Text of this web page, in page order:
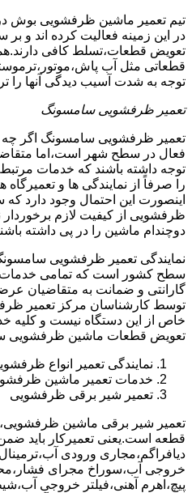
تیم تعمیر ماشین ظرفشویی بوش
در این زمینه فعالیت کرده اند و بر
تعویض قطعات،تسلط کافی
قطعاتی مثل آب
توجه به شدت آسیب دیدگی آنها را
تعمیر ظرفشویی سامسونگ
تعمیر ظرفشویی سامسونگ اگر چه
فعال در سطح شهر است،اما
توجه داشته باشند که خدمات
را صرفاً از نمایندگی ها و تعمیرگاه
اینصورت این احتمال وجود دارد
ظرفشویی از کیفیت لازم برخوردار
دوچندام ماشین را در پی داشته
نمایندگی تعمیر ظرفشویی
سطح کشور است که تمامی خدمات
گارانتی و ضمانت به متقاضیان
توسط کارشناسان مرکز تعمیر
خاص از این دستگاه نیست و کلیه
تعویض قطعات ماشین ظرفشویی
نمایندگی تعمیر انواع
خدمات تعمیر ماشین
تعمیر شیر برقی ظرفشویی
تعمیر شیر برقی ماشین
قطعه است.یعنی تعمیرکار باید
دیافراگم،مجاری ورودی
خروجی آب،سوراخ مجرای
پیچ،اهرم آهنی،فیلتر خروجی